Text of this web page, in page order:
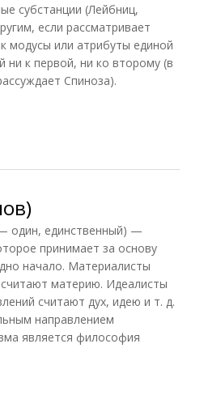
субстанции (Лейбниц,
если рассматривает
модусы или атрибуты единой
ни к первой, ни ко второму (в
Спиноза).
единственный) —
принимает за основу
начало. Материалисты
материю. Идеалисты
считают дух, идею и т. д.
направлением
является философия